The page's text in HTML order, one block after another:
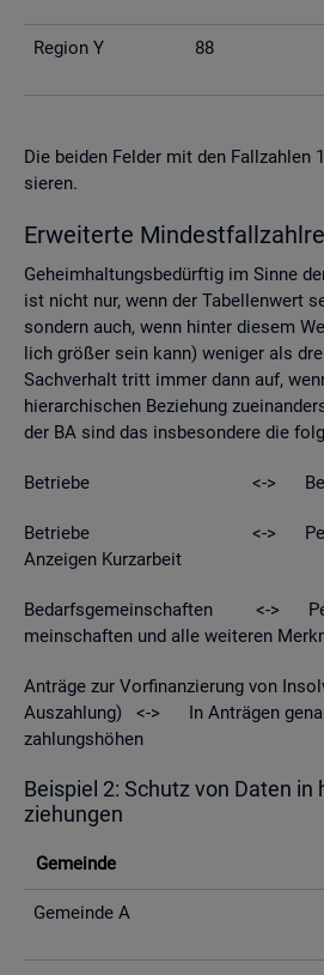
Re­gi­on Y 88
Die bei­den Fel­der mit den Fall­zah­len
sie­ren.
Er­wei­ter­te
Ge­heim­hal­tungs­be­dürf­tig im Sinne
ist nicht nur, wenn der Ta­bel­len­wert
son­dern auch, wenn hin­ter die­sem
lich grö­ßer sein kann) we­ni­ger als
Sach­ver­halt tritt immer dann auf,
hier­ar­chi­schen Be­zie­hung
der BA sind das ins­be­son­de­re die
Be­trie­be <->
Be­trie­be <-> Per­so­nen
An­zei­gen Kurz­ar­beit
Be­darfs­ge­mein­schaf­ten <->
mein­schaf­ten und alle wei­te­ren
An­trä­ge zur Vor­fi­nan­zie­rung von
Aus­zah­lung) <-> In An­trä­gen
zah­lungs­hö­hen
Bei­spiel 2: Schutz von Daten
zie­hun­gen
Ge­mein­de
Ge­mein­de A